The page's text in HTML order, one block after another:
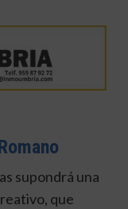
supondrá una
que